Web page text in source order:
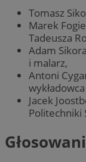
Tomasz
Marek
Tadeusza
Adam
i malarz,
Antoni
Jacek
Politechniki